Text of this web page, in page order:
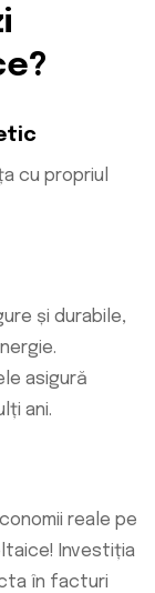
cu propriul
și durabile,
asigură
ani.
reale pe
Investiția
în facturi